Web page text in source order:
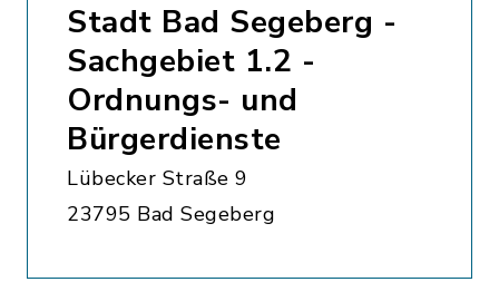
Stadt Bad Segeberg -
Sachgebiet 1.2 -
Ordnungs- und
Bürgerdienste
Lübecker Straße 9
23795 Bad Segeberg